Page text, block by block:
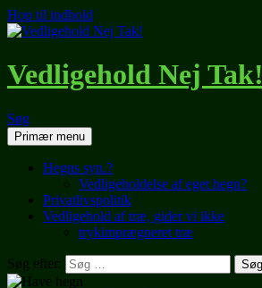
Hop til indhold
Vedligehold Nej Tak!
Søg
Primær menu
Hegns syn.?
Vedligeholdelse af eget hegn?
Privatlivspolitik
Vedligehold af træ, gider vi ikke
trykimprægneret træ
Søg efter: